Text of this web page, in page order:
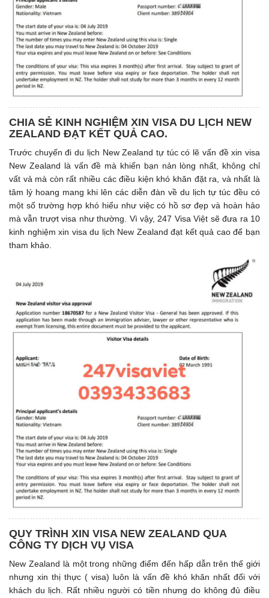
CHIA SẺ KINH NGHIỆM XIN VISA DU LỊCH NEW
ZEALAND ĐẠT KẾT QUẢ CAO.
Trước chuyến đi du lịch New Zealand tự túc có lẽ vấn đề xin visa
New Zealand là vấn đề mà khiến bạn nản lòng nhất, không chỉ
vất vả mà còn rất nhiều các điều kiện khó khăn đặt ra, và nhất là
tâm lý hoang mang khi lên các diễn đàn về du lịch tự túc đều có
một số trường hợp khó hiểu như việc có hồ sơ đẹp và hoàn hảo
mà vẫn trượt visa như thường. Vì vậy, 247 Visa Việt sẽ đưa ra 10
kinh nghiệm xin visa du lịch New Zealand đạt kết quả cao để bạn
tham khảo.
QUY TRÌNH XIN VISA NEW ZEALAND QUA
CÔNG TY DỊCH VỤ VISA
New Zealand là một trong những điểm đến hấp dẫn trên thế giới
nhưng xin thị thực ( visa) luôn là vấn đề khó khăn nhất đối với
khách du lịch. Rất nhiều người có tiền nhưng do không đủ điều